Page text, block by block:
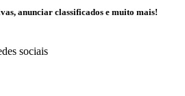
anunciar classificados e muito mais!
sociais